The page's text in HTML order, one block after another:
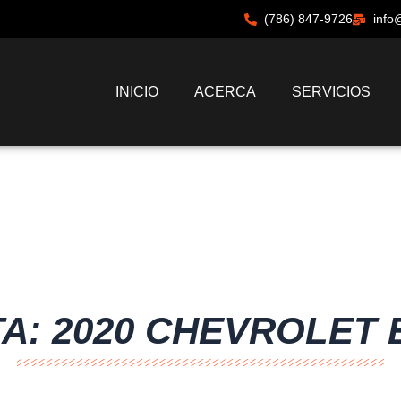
(786) 847-9726
INICIO ACERCA SERVICIOS
2020 CHEVROLET